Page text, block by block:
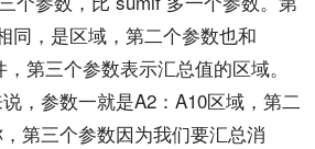
同，是区域，第二个参数也和
第三个参数表示汇总值的区域。
，参数一就是A2：A10区域，第二
第三个参数因为我们要汇总消